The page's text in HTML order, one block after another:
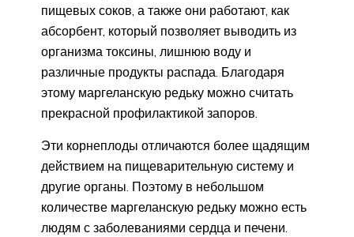
пищевых соков, а также они работают, как
абсорбент, который позволяет выводить из
организма токсины, лишнюю воду и
различные продукты распада. Благодаря
этому маргеланскую редьку можно считать
прекрасной профилактикой запоров.
Эти корнеплоды отличаются более щадящим
действием на пищеварительную систему и
другие органы. Поэтому в небольшом
количестве маргеланскую редьку можно есть
людям с заболеваниями сердца и печени.